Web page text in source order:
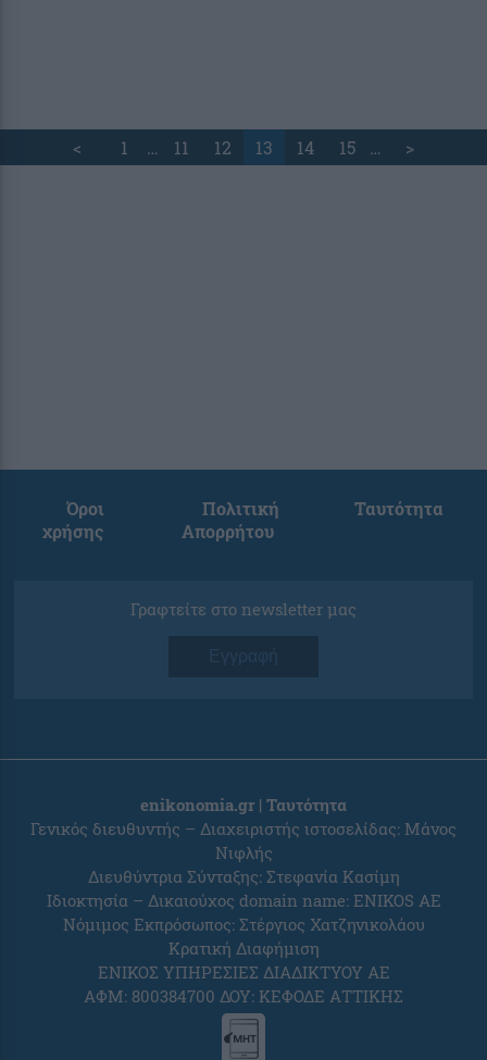
< 1 … 11 12 13 14 15 … >
Όροι
χρήσης
Πολιτική
Απορρήτου
Ταυτότητα
Γραφτείτε στο newsletter μας
Εγγραφή
enikonomia.gr | Ταυτότητα
Γενικός διευθυντής – Διαχειριστής ιστοσελίδας: Μάνος
Νιφλής
Διευθύντρια Σύνταξης: Στεφανία Κασίμη
Ιδιοκτησία – Δικαιούχος domain name: ENIKOS AE
Νόμιμος Εκπρόσωπος: Στέργιος Χατζηνικολάου
Κρατική Διαφήμιση
ΕΝΙΚΟΣ ΥΠΗΡΕΣΙΕΣ ΔΙΑΔΙΚΤΥΟΥ ΑΕ
ΑΦΜ: 800384700 ΔΟΥ: ΚΕΦΟΔΕ ΑΤΤΙΚΗΣ